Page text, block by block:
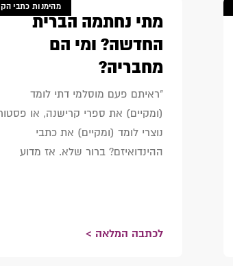
מהימנות כתבי
מתי נחתמה הברית
החדשה? ומי הם
מחבריה?
"ראיתם פעם מוסלמי דתי לומד
(ומקיים) את ספרי קרישנה, או
נוצרי לומד (ומקיים) את כתבי
ההינדואיזם? ברור שלא. אז מדוע
לכתבה המלאה >